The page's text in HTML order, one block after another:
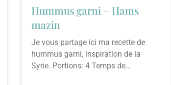
Hummus garni – Hams
mazin
Je vous partage ici ma recette de
hummus garni, inspiration de la
Syrie. Portions: 4 Temps de